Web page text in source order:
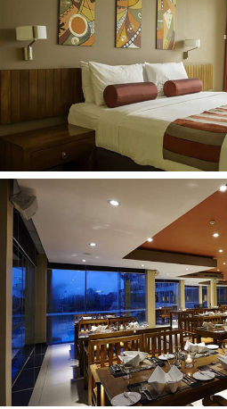
Aktīvā atpūta
Badmintons
Pludmales futbols
Pludmales volejbols
Šautriņas
Trenažieru zāle
Skvošs (par papildus samaksu)
Galda teniss
Masāža (par papildus samaksu)
Džakuzi (par papildus samaksu)
Sauna (par papildus samaksu)
Periodiski notiek izklaides
Bērniem
Bērnu baseins
Rotaļu istaba
Bērnu krēsls restorānā (pēc
Ēdināšana
Pieejamie ēdināšanas tipi:
Piezīmes